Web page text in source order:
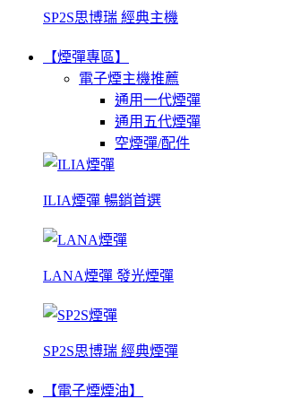
SP2S思博瑞 經典主機
【煙彈專區】
電子煙主機推薦
通用一代煙彈
通用五代煙彈
空煙彈/配件
ILIA煙彈 暢銷首選
LANA煙彈 發光煙彈
SP2S思博瑞 經典煙彈
【電子煙煙油】